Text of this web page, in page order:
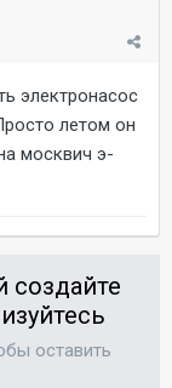
электронасос
летом он
москвич э-
создайте
оставить